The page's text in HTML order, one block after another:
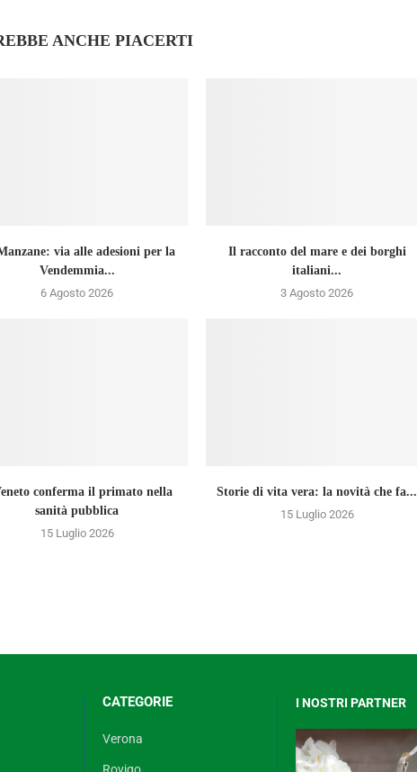
ANCHE PIACERTI
via alle adesioni per la
Vendemmia...
6 Agosto 2026
Il racconto del mare e dei borghi
italiani...
3 Agosto 2026
conferma il primato nella
sanità pubblica
15 Luglio 2026
Storie di vita vera: la novità che fa...
15 Luglio 2026
CATEGORIE
Verona
I NOSTRI PARTNER